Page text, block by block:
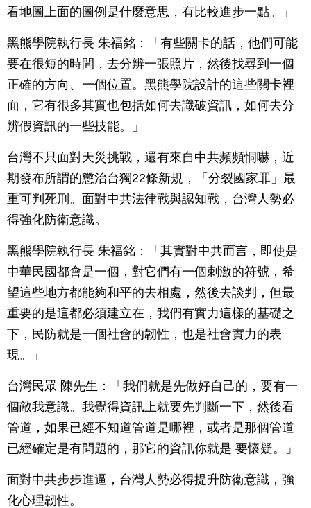
看地圖上面的圖例是什麼意思，有比較進步一點。」
黑熊學院執行長 朱福銘：「有些關卡的話，他們可能
要在很短的時間，去分辨一張照片，然後找尋到一個
正確的方向、一個位置。黑熊學院設計的這些關卡裡
面，它有很多其實也包括如何去識破資訊，如何去分
辨假資訊的一些技能。」
台灣不只面對天災挑戰，還有來自中共頻頻恫嚇，近
期發布所謂的懲治台獨22條新規，「分裂國家罪」最
重可判死刑。面對中共法律戰與認知戰，台灣人勢必
得強化防衛意識。
黑熊學院執行長 朱福銘：「其實對中共而言，即使是
中華民國都會是一個，對它們有一個刺激的符號，希
望這些地方都能夠和平的去相處，然後去談判，但最
重要的是這都必須建立在，我們有實力這樣的基礎之
下，民防就是一個社會的韌性，也是社會實力的表
現。」
台灣民眾 陳先生：「我們就是先做好自己的，要有一
個敵我意識。我覺得資訊上就要先判斷一下，然後看
管道，如果已經不知道管道是哪裡，或者是那個管道
已經確定是有問題的，那它的資訊你就是 要懷疑。」
面對中共步步進逼，台灣人勢必得提升防衛意識，強
化心理韌性。